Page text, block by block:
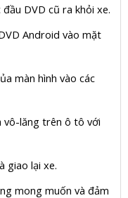
DVD cũ ra khỏi xe.
Android vào mặt
màn hình vào các
vô-lăng trên ô tô với
giao lại xe.
mong muốn và đảm